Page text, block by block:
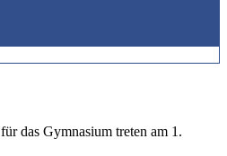
das Gymnasium treten am 1.